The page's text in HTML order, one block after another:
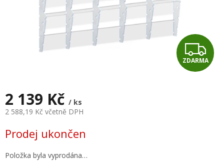
Z
D
ZDARMA
2 139 Kč / ks
2 588,19 Kč včetně DPH
cena:
Prodej ukončen
Položka byla vyprodána…